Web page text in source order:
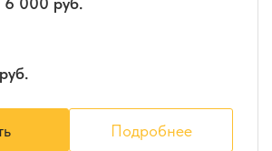
Подробнее